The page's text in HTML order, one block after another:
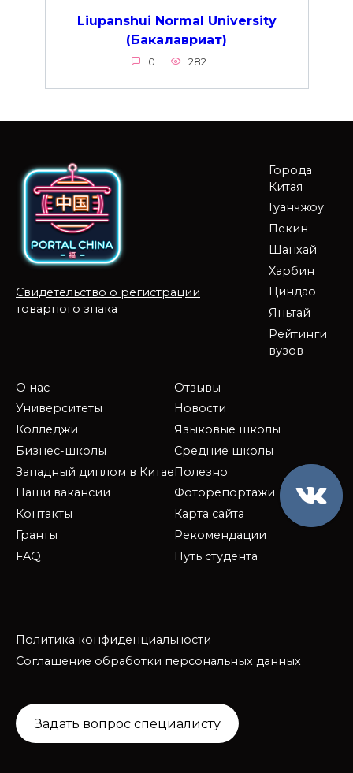
Liupanshui Normal University
(Бакалавриат)
0 282
Свидетельство о регистрации
товарного знака
Города
Китая
Гуанчжоу
Пекин
Шанхай
Харбин
Циндао
Яньтай
Рейтинги
вузов
О нас
Университеты
Колледжи
Бизнес-школы
Западный диплом в Китае
Наши вакансии
Контакты
Гранты
FAQ
Отзывы
Новости
Языковые школы
Средние школы
Полезно
Фоторепортажи
Карта сайта
Рекомендации
Путь студента
Политика конфиденциальности
Соглашение обработки персональных данных
Задать вопрос специалисту